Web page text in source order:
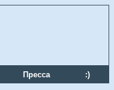
Пресса :)